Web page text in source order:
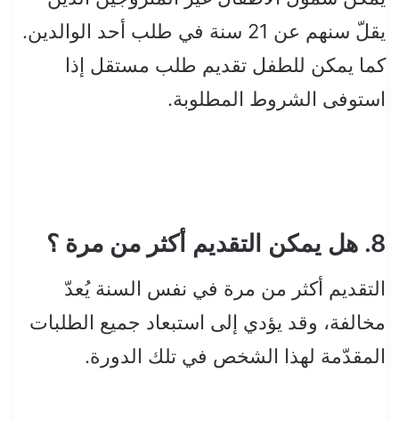
يقلّ سنهم عن 21 سنة في طلب أحد الوالدين.
كما يمكن للطفل تقديم طلب مستقل إذا
استوفى الشروط المطلوبة.
8. هل يمكن التقديم أكثر من مرة ؟
التقديم أكثر من مرة في نفس السنة يُعدّ
مخالفة، وقد يؤدي إلى استبعاد جميع الطلبات
المقدّمة لهذا الشخص في تلك الدورة.